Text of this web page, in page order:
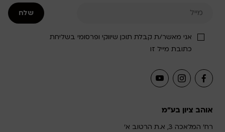
אוהב ציון בע"מ
רח' המלאכה 3, א.ת הרטוב א'
אני מאשר/ת קבלת תוכן שיווקי ופרסומי בשליחת
כתובת מייל זו